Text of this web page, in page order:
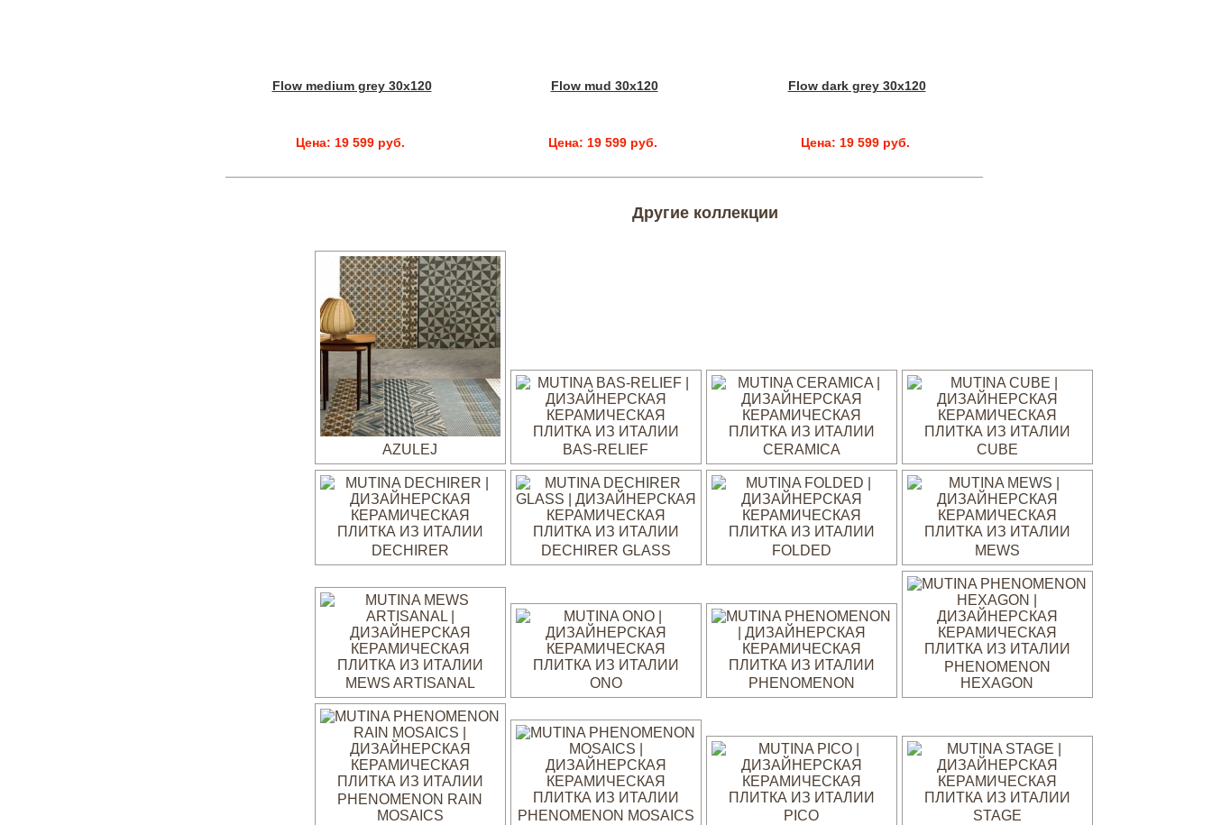
Flow medium grey 30x120
Цена: 19 599 руб.
Flow mud 30x120
Цена: 19 599 руб.
Flow dark grey 30x120
Цена: 19 599 руб.
Другие коллекции
AZULEJ BAS-RELIEF CERAMICA CUBE
DECHIRER DECHIRER GLASS FOLDED MEWS
MEWS ARTISANAL ONO PHENOMENON
PHENOMENON
HEXAGON
PHENOMENON RAIN
MOSAICS
PHENOMENON MOSAICS PICO STAGE